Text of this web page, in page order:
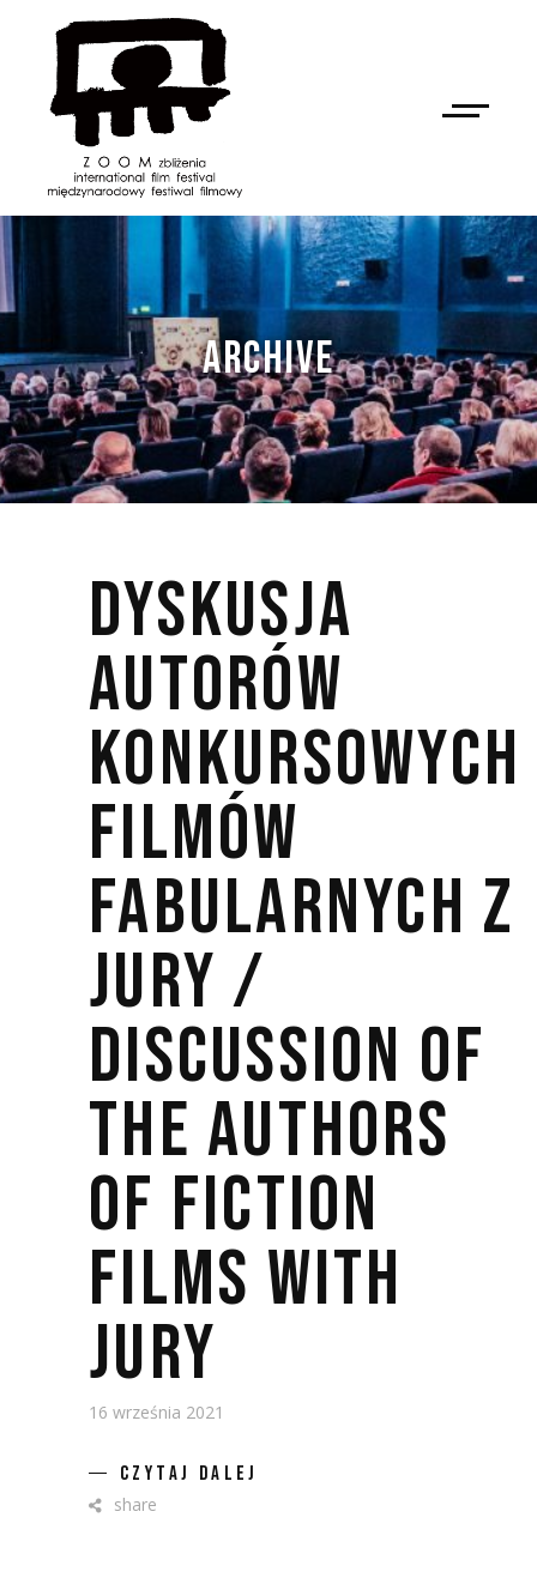
ARCHIVE
NAN
DYSKUSJA
AUTORÓW
KONKURSOWYCH
FILMÓW
FABULARNYCH Z
JURY /
DISCUSSION OF
THE AUTHORS
OF FICTION
FILMS WITH
JURY
16 września 2021
CZYTAJ DALEJ
share